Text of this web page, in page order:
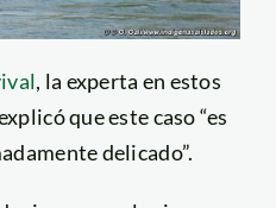
, la experta en estos
que este caso “es
delicado”.